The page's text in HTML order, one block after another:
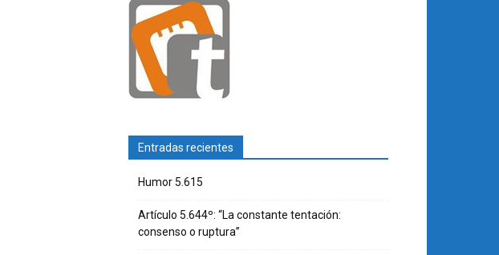
Entradas recientes
Humor 5.615
Artículo 5.644º: “La constante tentación:
consenso o ruptura”